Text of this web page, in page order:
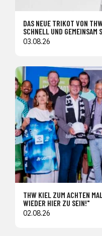
DAS NEUE TRIKOT VON
SCHNELL UND GEMEINSAM
03.08.26
THW KIEL ZUM ACHTEN
WIEDER HIER ZU SEIN!"
02.08.26